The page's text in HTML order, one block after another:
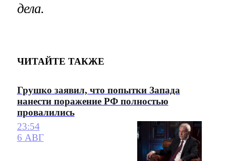
дела.
ЧИТАЙТЕ ТАКЖЕ
Грушко заявил, что попытки Запада
нанести поражение РФ полностью
провалились
23:54
6 АВГ